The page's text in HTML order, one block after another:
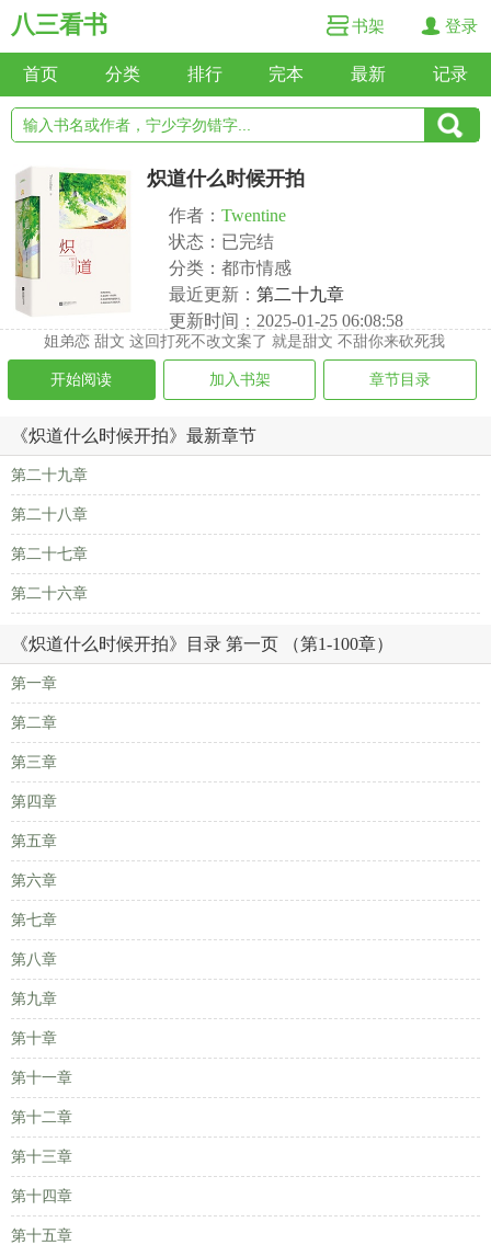
八三看书 书架 登录
首页 分类 排行 完本 最新 记录
炽道什么时候开拍
作者： Twentine
状态：已完结
分类：都市情感
最近更新： 第二十九章
更新时间：2025-01-25 06:08:58
姐弟恋 甜文 这回打死不改文案了 就是甜文 不甜你来砍死我
开始阅读 加入书架 章节目录
《炽道什么时候开拍》最新章节
第二十九章
第二十八章
第二十七章
第二十六章
《炽道什么时候开拍》目录 第一页 （第1-100章）
第一章
第二章
第三章
第四章
第五章
第六章
第七章
第八章
第九章
第十章
第十一章
第十二章
第十三章
第十四章
第十五章